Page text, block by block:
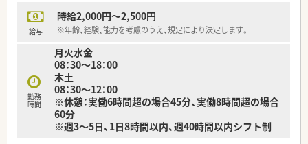
です。
■1982年の創業以来、人々が笑顔になれる薬局を目指して地域
法人です。
■全ての患者様が同等かつ上質な医療を受けることができるよ
う、笑顔をキーワードに患者様の為に何ができるかを常に考え、
日々の業務を行います。
■しっかりと基盤を固め、まずは保険薬局として患者さんに寄り
添って服薬指導を行う「かかりつけ薬局」になること。その上で
健康に関する相談窓口として地域の皆様の主体的な健康の維持・
給与
時給2,000円～2,500円
※年齢、経験、能力を考慮のうえ、規定により決定します。
勤務
時間
月火水金
08：30～18：00
木土
08：30～12：00
※休憩：実働6時間超の場合45分、実働8時間超の場合
60分
※週3～5日、1日8時間以内、週40時間以内シフト制